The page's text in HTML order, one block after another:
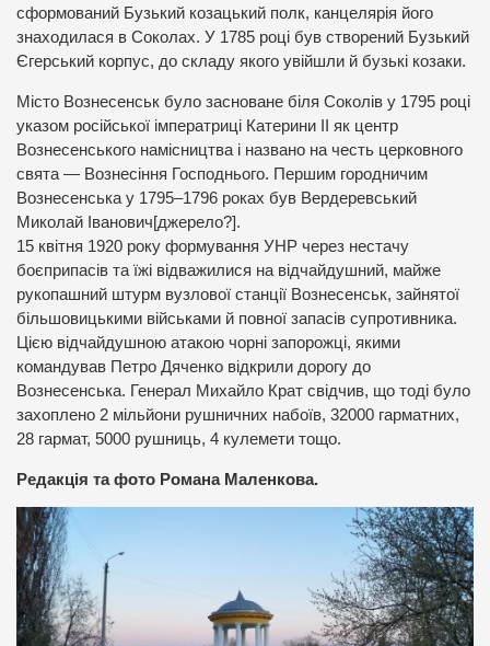
сформований Бузький козацький полк, канцелярія його
знаходилася в Соколах. У 1785 році був створений Бузький
Єгерський корпус, до складу якого увійшли й бузькі козаки.
Місто Вознесенськ було засноване біля Соколів у 1795 році
указом російської імператриці Катерини II як центр
Вознесенського намісництва і названо на честь церковного
свята — Вознесіння Господнього. Першим городничим
Вознесенська у 1795–1796 роках був Вердеревський
Миколай Іванович[джерело?].
15 квітня 1920 року формування УНР через нестачу
боєприпасів та їжі відважилися на відчайдушний, майже
рукопашний штурм вузлової станції Вознесенськ, зайнятої
більшовицькими військами й повної запасів супротивника.
Цією відчайдушною атакою чорні запорожці, якими
командував Петро Дяченко відкрили дорогу до
Вознесенська. Генерал Михайло Крат свідчив, що тоді було
захоплено 2 мільйони рушничних набоїв, 32000 гарматних,
28 гармат, 5000 рушниць, 4 кулемети тощо.
Редакція та фото Романа Маленкова.